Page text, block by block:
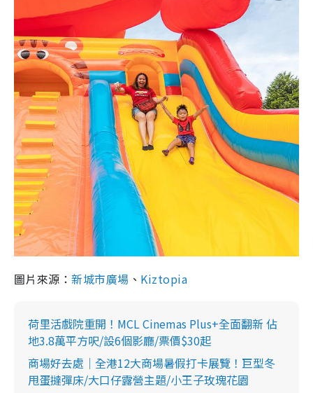
g
m
圖片來源：新城市廣場 、 Kiztopia
荷里活戲院重開！MCL Cinemas Plus+全面翻新 佔
地3.8萬平方呎/設6個影廳/票價$30起
商場好去處｜全港12大商場暑假打卡展覽！巨型冬
甩蛋撻彈床/大口仔露營主題/小王子玫瑰花園